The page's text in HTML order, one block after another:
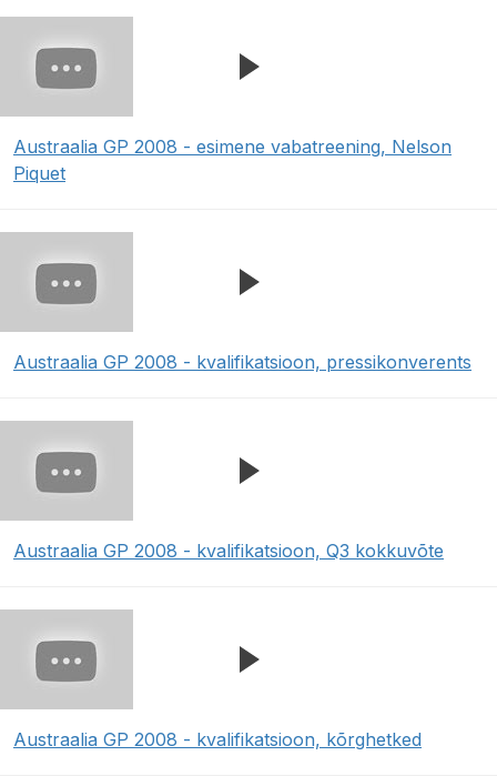
Austraalia GP 2008 - esimene vabatreening, Nelson
Piquet
Austraalia GP 2008 - kvalifikatsioon, pressikonverents
Austraalia GP 2008 - kvalifikatsioon, Q3 kokkuvõte
Austraalia GP 2008 - kvalifikatsioon, kõrghetked